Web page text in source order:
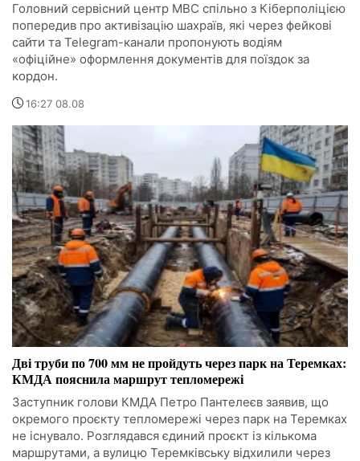
Головний сервісний центр МВС спільно з Кіберполіцією
попередив про активізацію шахраїв, які через фейкові
сайти та Telegram-канали пропонують водіям
«офіційне» оформлення документів для поїздок за
кордон.
16:27 08.08
Дві труби по 700 мм не пройдуть через парк на Теремках:
КМДА пояснила маршрут тепломережі
Заступник голови КМДА Петро Пантелеєв заявив, що
окремого проєкту тепломережі через парк на Теремках
не існувало. Розглядався єдиний проєкт із кількома
маршрутами, а вулицю Теремківську відхилили через